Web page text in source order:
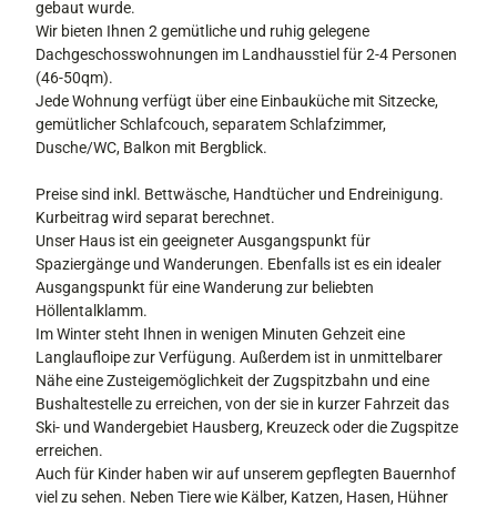
0
4
0
2
_
1
0
1
3
5
4
1
0
6
1
7
gebaut wurde.
Wir bieten Ihnen 2 gemütliche und ruhig gelegene
Dachgeschosswohnungen im Landhausstiel für 2-4 Personen
(46-50qm).
Jede Wohnung verfügt über eine Einbauküche mit Sitzecke,
gemütlicher Schlafcouch, separatem Schlafzimmer,
Dusche/WC, Balkon mit Bergblick.
Preise sind inkl. Bettwäsche, Handtücher und Endreinigung.
Kurbeitrag wird separat berechnet.
Unser Haus ist ein geeigneter Ausgangspunkt für
Spaziergänge und Wanderungen. Ebenfalls ist es ein idealer
Ausgangspunkt für eine Wanderung zur beliebten
Höllentalklamm.
Im Winter steht Ihnen in wenigen Minuten Gehzeit eine
Langlaufloipe zur Verfügung. Außerdem ist in unmittelbarer
Nähe eine Zusteigemöglichkeit der Zugspitzbahn und eine
Bushaltestelle zu erreichen, von der sie in kurzer Fahrzeit das
Ski- und Wandergebiet Hausberg, Kreuzeck oder die Zugspitze
erreichen.
Auch für Kinder haben wir auf unserem gepflegten Bauernhof
viel zu sehen. Neben Tiere wie Kälber, Katzen, Hasen, Hühner